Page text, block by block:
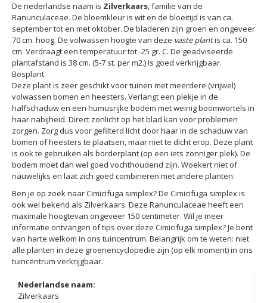
De nederlandse naam is Zilverkaars, familie van de
Ranunculaceae. De bloemkleur is wit en de bloeitijd is van ca.
september tot en met oktober. De bladeren zijn groen en ongeveer
70 cm. hoog. De volwassen hoogte van deze vaste plantis ca. 150
cm. Verdraagt een temperatuur tot -25 gr. C. De geadviseerde
plantafstand is 38 cm. (5-7 st. per m2.) Is goed verkrijgbaar.
Bosplant.
Deze plant is zeer geschikt voor tuinen met meerdere (vrijwel)
volwassen bomen en heesters. Verlangt een plekje in de
halfschaduw en een humusrijke bodem met weinig boomwortels in
haar nabijheid. Direct zonlicht op het blad kan voor problemen
zorgen. Zorg dus voor gefilterd licht door haar in de schaduw van
bomen of heesters te plaatsen, maar niet te dicht erop. Deze plant
is ook te gebruiken als borderplant (op een iets zonniger plek). De
bodem moet dan wel goed vochthoudend zijn. Woekert niet of
nauwelijks en laat zich goed combineren met andere planten.
Ben je op zoek naar Cimicifuga simplex? De Cimicifuga simplex is
ook wel bekend als Zilverkaars. Deze Ranunculaceae heeft een
maximale hoogtevan ongeveer 150 centimeter. Wil je meer
informatie ontvangen of tips over deze Cimicifuga simplex? Je bent
van harte welkom in ons tuincentrum. Belangrijk om te weten: niet
alle planten in deze groenencyclopedie zijn (op elk moment) in ons
tuincentrum verkrijgbaar.
Nederlandse naam:
Zilverkaars